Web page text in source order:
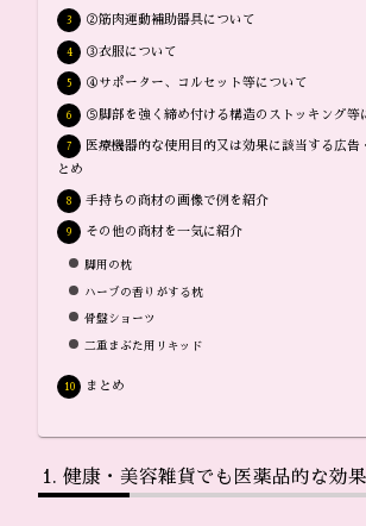
②筋肉運動補助器具について
③衣服について
④サポーター、コルセット等について
⑤脚部を強く締め付ける構造のストッキング等
医療機器的な使用目的又は効果に該当する広告
とめ
手持ちの商材の画像で例を紹介
その他の商材を一気に紹介
脚用の枕
ハーブの香りがする枕
骨盤ショーツ
二重まぶた用リキッド
まとめ
健康・美容雑貨でも医薬品的な効